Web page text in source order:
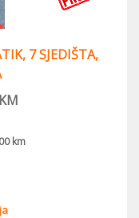
7 SJEDIŠTA,
KM
km